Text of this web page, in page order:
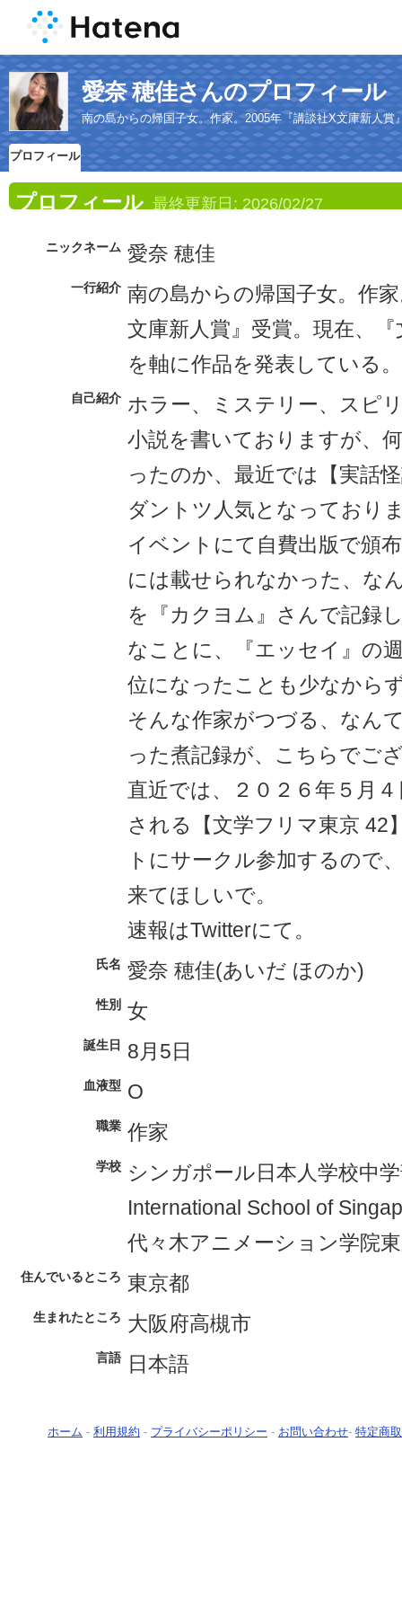
愛奈 穂佳さんのプロフィール
南の島からの帰国子女。作家。2005年『講談社X文庫新人
プロフィール
プロフィール 最終更新日: 2026/02/27
ニックネーム 愛奈 穂佳
一行紹介 南の島からの帰国子女。作
文庫新人賞』受賞。現在、
を軸に作品を発表している。
自己紹介 ホラー、ミステリー、スピ
小説を書いておりますが、
ったのか、最近では【実話
ダントツ人気となっており
イベントにて自費出版で頒
には載せられなかった、な
を『カクヨム』さんで記録
なことに、『エッセイ』の
位になったことも少なから
そんな作家がつづる、なん
った煮記録が、こちらでご
直近では、２０２６年５月
される【文学フリマ東京 42
トにサークル参加するので
来てほしいで。
速報はTwitterにて。
氏名 愛奈 穂佳(あいだ ほのか)
性別 女
誕生日 8月5日
血液型 O
職業 作家
学校 シンガポール日本人学校中
International School of
代々木アニメーション学院
住んでいるところ 東京都
生まれたところ 大阪府高槻市
言語 日本語
ホーム - 利用規約 - プライバシーポリシー - お問い合わせ- 特定商